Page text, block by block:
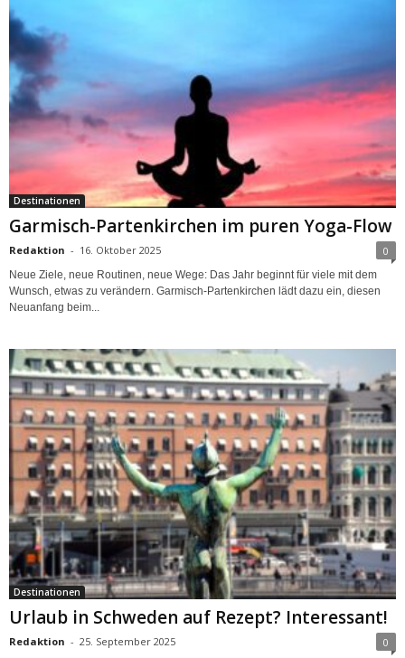
Destinationen
Garmisch-Partenkirchen im puren Yoga-Flow
Redaktion - 16. Oktober 2025 0
Neue Ziele, neue Routinen, neue Wege: Das Jahr beginnt für viele mit dem
Wunsch, etwas zu verändern. Garmisch-Partenkirchen lädt dazu ein, diesen
Neuanfang beim...
Destinationen
Urlaub in Schweden auf Rezept? Interessant!
Redaktion - 25. September 2025 0